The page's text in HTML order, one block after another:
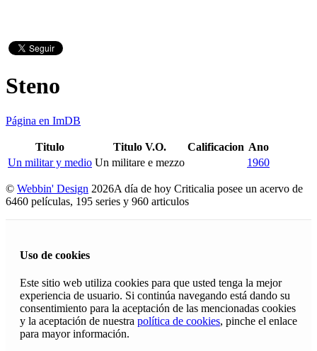
Steno
Página en ImDB
Titulo Titulo V.O. Calificacion Ano
Un militar y medio Un militare e mezzo 1960
© Webbin' Design 2026A día de hoy Criticalia posee un acervo de
6460 películas, 195 series y 960 articulos
Uso de cookies
Este sitio web utiliza cookies para que usted tenga la mejor
experiencia de usuario. Si continúa navegando está dando su
consentimiento para la aceptación de las mencionadas cookies
y la aceptación de nuestra política de cookies, pinche el enlace
para mayor información.